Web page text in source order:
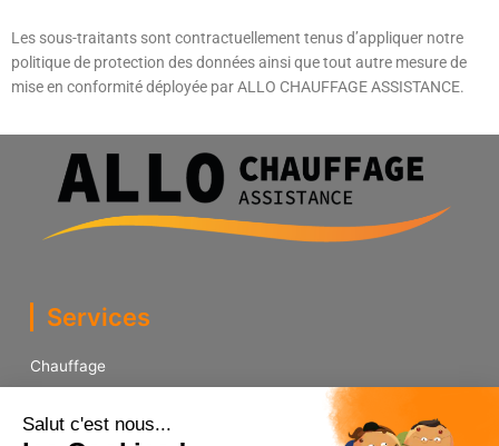
Les sous-traitants sont contractuellement tenus d’appliquer notre
politique de protection des données ainsi que tout autre mesure de
mise en conformité déployée parALLO CHAUFFAGE ASSISTANCE.
Services
Chauffage